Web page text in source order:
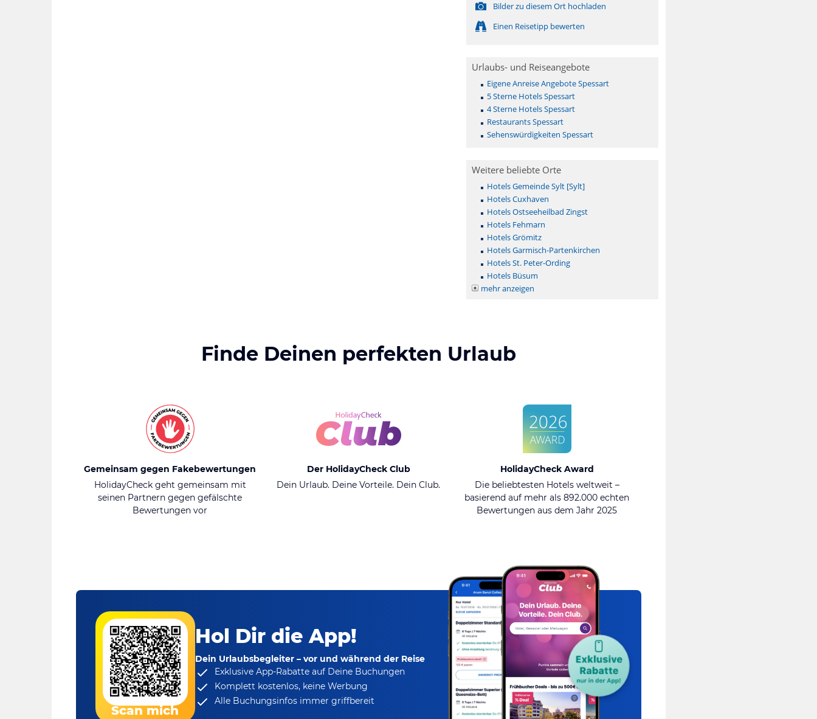
Bilder zu diesem Ort hochladen
Einen Reisetipp bewerten
Urlaubs- und Reiseangebote
Eigene Anreise Angebote Spessart
5 Sterne Hotels Spessart
4 Sterne Hotels Spessart
Restaurants Spessart
Sehenswürdigkeiten Spessart
Weitere beliebte Orte
Hotels Gemeinde Sylt [Sylt]
Hotels Cuxhaven
Hotels Ostseeheilbad Zingst
Hotels Fehmarn
Hotels Grömitz
Hotels Garmisch-Partenkirchen
Hotels St. Peter-Ording
Hotels Büsum
mehr anzeigen
Finde Deinen perfekten Urlaub
Gemeinsam gegen Fakebewertungen
HolidayCheck geht gemeinsam mit
seinen Partnern gegen gefälschte
Bewertungen vor
Der HolidayCheck Club
Dein Urlaub. Deine Vorteile. Dein Club.
HolidayCheck Award
Die beliebtesten Hotels weltweit –
basierend auf mehr als 892.000 echten
Bewertungen aus dem Jahr 2025
Scan mich
Hol Dir die App!
Dein Urlaubsbegleiter – vor und während der Reise
Exklusive App-Rabatteauf Deine Buchungen
Komplett kostenlos, keine Werbung
Alle Buchungsinfos immer griffbereit